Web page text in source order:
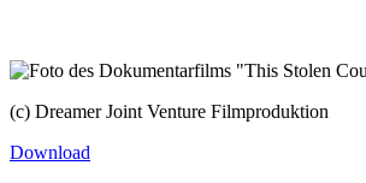
(c) Dreamer Joint Venture Filmproduktion
Download